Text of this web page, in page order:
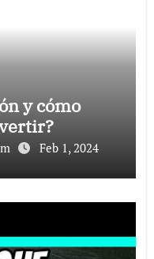
y cómo
Feb 1, 2024